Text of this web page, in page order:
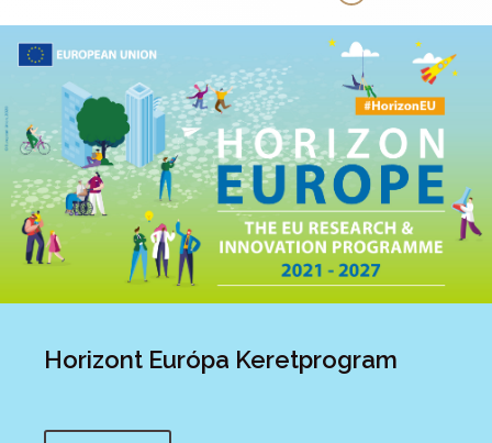
természeti csapások esetén kálium-ferrát
alkalmazásával a szakemberek már a helyszínen
gyorsan fertőtleníthetnék az ivóvizet.
Horizont Európa Keretprogram